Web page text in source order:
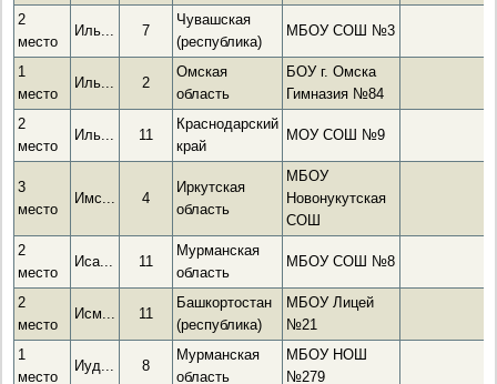
2
место
Иль... 7
Чувашская
(республика)
МБОУ СОШ №3
1
место
Иль... 2
Омская
область
БОУ г. Омска
Гимназия №84
2
место
Иль... 11
Краснодарский
край
МОУ СОШ №9
3
место
Имс... 4
Иркутская
область
МБОУ
Новонукутская
СОШ
2
место
Иса... 11
Мурманская
область
МБОУ СОШ №8
2
место
Исм... 11
Башкортостан
(республика)
МБОУ Лицей
№21
1
место
Иуд... 8
Мурманская
область
МБОУ НОШ
№279